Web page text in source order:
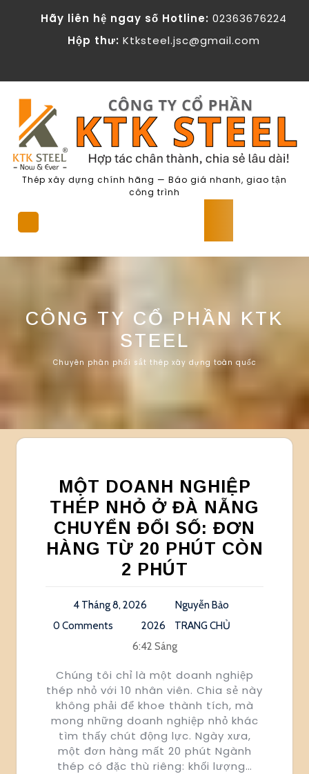
KTK Steel - Cong ty Co phan
Hãy liên hệ ngay số Hotline: 02363676224
Hộp thư: Ktksteel.jsc@gmail.com
Thép xây dựng chính hãng — Báo giá nhanh, giao tận
công trình
Button
CÔNG TY CỔ PHẦN KTK
STEEL
Chuyên phân phối sắt thép xây dựng toàn quốc
MỘT DOANH NGHIỆP
THÉP NHỎ Ở ĐÀ NẴNG
CHUYỂN ĐỔI SỐ: ĐƠN
HÀNG TỪ 20 PHÚT CÒN
2 PHÚT
4 Tháng 8, 2026
Nguyễn Bảo
0 Comments
2026
TRANG CHỦ
6:42 Sáng
Chúng tôi chỉ là một doanh nghiệp
thép nhỏ với 10 nhân viên. Chia sẻ này
không phải để khoe thành tích, mà
mong những doanh nghiệp nhỏ khác
tìm thấy chút động lực. Ngày xưa,
một đơn hàng mất 20 phút Ngành
thép có đặc thù riêng: khối lượng…